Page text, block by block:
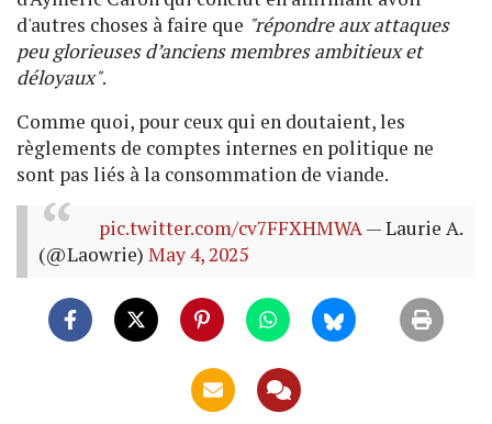
d'autres choses à faire que "répondre aux attaques
peu glorieuses d’anciens membres ambitieux et
déloyaux".
Comme quoi, pour ceux qui en doutaient, les
règlements de comptes internes en politique ne
sont pas liés à la consommation de viande.
pic.twitter.com/cv7FFXHMWA— Laurie A.
(@Laowrie) May 4, 2025